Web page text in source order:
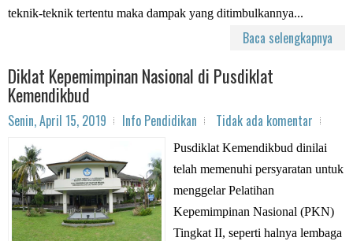
teknik-teknik tertentu maka dampak yang ditimbulkannya...
Baca selengkapnya
Diklat Kepemimpinan Nasional di Pusdiklat
Kemendikbud
Senin, April 15, 2019 Info Pendidikan Tidak ada komentar
Pusdiklat Kemendikbud dinilai
telah memenuhi persyaratan untuk
menggelar Pelatihan
Kepemimpinan Nasional (PKN)
Tingkat II, seperti halnya lembaga